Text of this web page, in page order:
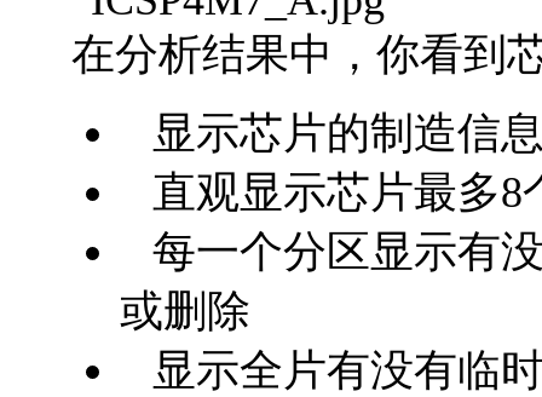
在分析结果中，你看到
显示芯片的制造信
直观显示芯片最多8
每一个分区显示有
或删除
显示全片有没有临